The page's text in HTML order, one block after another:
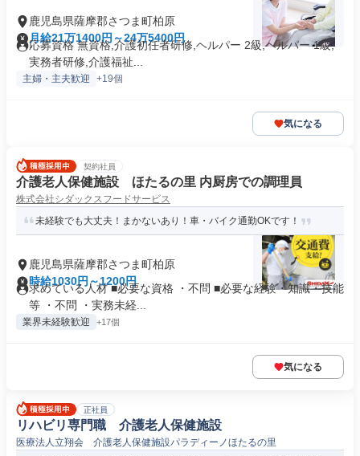
鹿児島県薩摩郡さつま町柏原
月給21万1400円～24万5400円
応募資格 無資格,介護初任者研修,ヘルパー 2級,ヘルパー 1級,
実務者研修,介護福祉...
主婦・主夫歓迎 +19個
気になる
契約社員
介護老人保健施設 ほたるの里 内厨房での調理員
株式会社シダックスフードサービス
未経験でも大丈夫！まかないあり！車・バイク通勤OKです！
鹿児島県薩摩郡さつま町柏原
時給1030円～1200円
求めている人材 ■必要な資格 ・不問 ■必要な経験・知識・技能
等 ・不問 ・実務未経...
業界未経験歓迎 +17個
気になる
正社員
リハビリ専門職 介護老人保健施設
医療法人立翔会 介護老人保健施設パラディーノほたるの里